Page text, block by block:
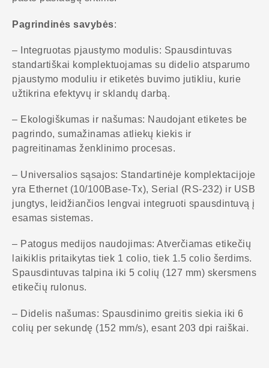
Pagrindinės savybės:
– Integruotas pjaustymo modulis: Spausdintuvas
standartiškai komplektuojamas su didelio atsparumo
pjaustymo moduliu ir etiketės buvimo jutikliu, kurie
užtikrina efektyvų ir sklandų darbą.
– Ekologiškumas ir našumas: Naudojant etiketes be
pagrindo, sumažinamas atliekų kiekis ir
pagreitinamas ženklinimo procesas.
– Universalios sąsajos: Standartinėje komplektacijoje
yra Ethernet (10/100Base-Tx), Serial (RS-232) ir USB
jungtys, leidžiančios lengvai integruoti spausdintuvą į
esamas sistemas.
– Patogus medijos naudojimas: Atverčiamas etikečių
laikiklis pritaikytas tiek 1 colio, tiek 1.5 colio šerdims.
Spausdintuvas talpina iki 5 colių (127 mm) skersmens
etikečių rulonus.
– Didelis našumas: Spausdinimo greitis siekia iki 6
colių per sekundę (152 mm/s), esant 203 dpi raiškai.